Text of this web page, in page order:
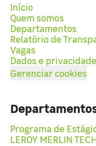
Início
Quem somos
Departamentos
Relatório de
Vagas
Dados e privacidade
Gerenciar cookies
Programa de
LEROY MERLIN